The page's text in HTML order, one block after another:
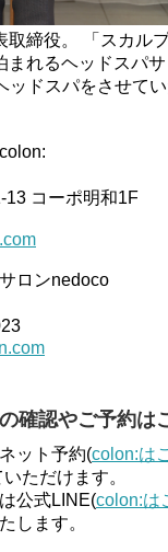
取締役。 「スカル
れるヘッドスパサ
ッドスパをさせて
13 コーポ明和1F
ロンnedoco
確認やご予約は
ット予約(colon:は
ただけます。
公式LINE(colon:は
します。